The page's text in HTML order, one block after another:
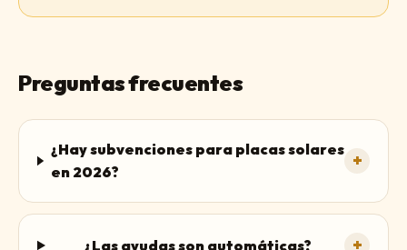
Preguntas frecuentes
¿Hay subvenciones para placas solares
en 2026?
+
¿Las ayudas son automáticas? +